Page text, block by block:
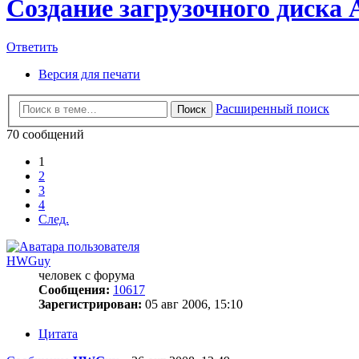
Создание загрузочного диска
Ответить
Версия для печати
Поиск
Расширенный поиск
70 сообщений
1
2
3
4
След.
HWGuy
человек с форума
Сообщения: 10617
Зарегистрирован: 05 авг 2006, 15:10
Цитата